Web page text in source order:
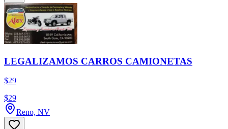
LEGALIZAMOS CARROS CAMIONETAS
$29
$29
Reno, NV